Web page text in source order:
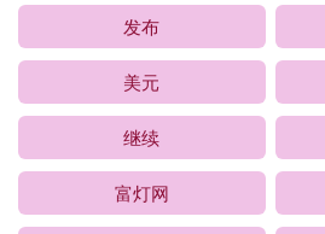
发布
美元
继续
富灯网